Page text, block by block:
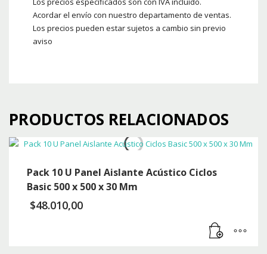
Acordar el envío con nuestro departamento de ventas.
Los precios pueden estar sujetos a cambio sin previo
aviso
PRODUCTOS RELACIONADOS
Pack 10 U Panel Aislante Acústico Ciclos
Basic 500 x 500 x 30 Mm
$48.010,00